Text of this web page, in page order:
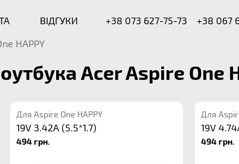
ВІДГУКИ +38 073 627-75-73
+38 067
HAPPY
Acer Aspire One
Для Aspire One HAPPY
19V 3.42A (5.5*1.7)
494 грн.
Для
19V
494 грн.